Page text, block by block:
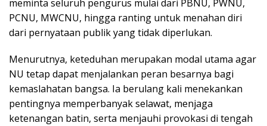
meminta seluruh pengurus mulai dari PBNU, PWNU,
PCNU, MWCNU, hingga ranting untuk menahan diri
dari pernyataan publik yang tidak diperlukan.
Menurutnya, keteduhan merupakan modal utama agar
NU tetap dapat menjalankan peran besarnya bagi
kemaslahatan bangsa. Ia berulang kali menekankan
pentingnya memperbanyak selawat, menjaga
ketenangan batin, serta menjauhi provokasi di tengah